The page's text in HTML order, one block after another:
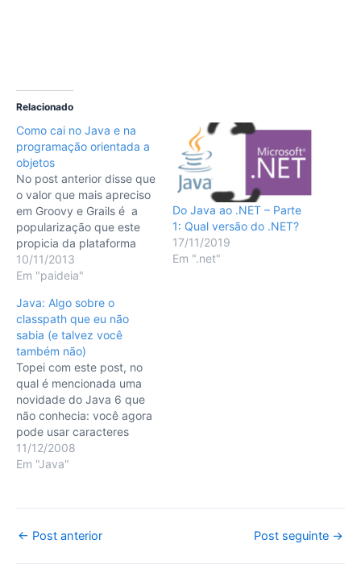
Relacionado
Como cai no Java e na
programação orientada a
objetos
No post anterior disse que
o valor que mais apreciso
em Groovy e Grails é a
popularização que este
propicia da plataforma
Java EE. Mais do que
simplesmente trocar de
ocorre também a inclusão
de um novo paradigma de
desenvolvimento: a
programação orientada a
objetos (POO). Esta…
10/11/2013
Em "paideia"
Do Java ao .NET – Parte
1: Qual versão do .NET?
17/11/2019
Em ".net"
Java: Algo sobre o
classpath que eu não
sabia (e talvez você
também não)
Topei com este post, no
qual é mencionada uma
novidade do Java 6 que
não conhecia: você agora
pode usar caracteres
coringa para definir o
classpath da sua
bem conhecida: você
possui uma aplicação que
utiliza
29384720349782348976
11/12/2008
Em "Java"
Post
← Post anterior Post seguinte →